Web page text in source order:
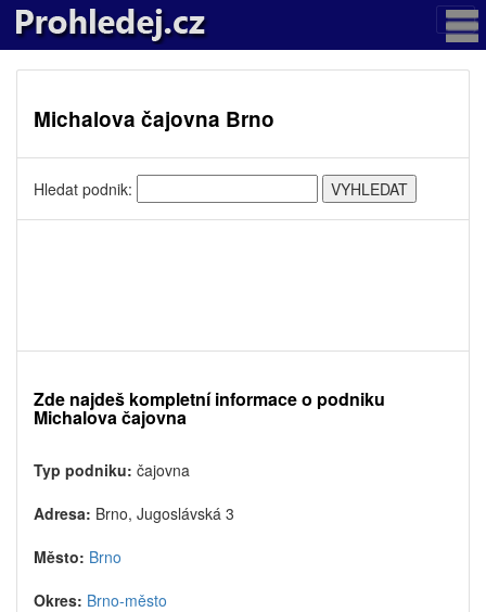
Michalova čajovna Brno
Hledat podnik:
Zde najdeš kompletní informace o podniku
Michalova čajovna
Typ podniku: čajovna
Adresa: Brno, Jugoslávská 3
Město: Brno
Okres: Brno-město